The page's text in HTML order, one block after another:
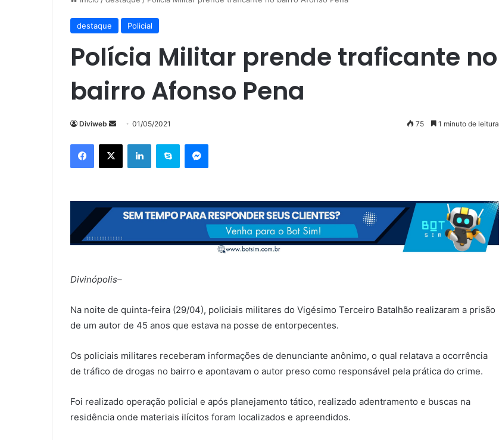
destaque Policial
Polícia Militar prende traficante no
bairro Afonso Pena
Diviweb
Mande
mail
01/05/2021 75 1 minuto de leitura
Facebook
X LinkedinSkype Messenger
Divinópolis–
Na noite de quinta-feira (29/04), policiais militares do Vigésimo Terceiro Batalhão realizaram a prisão
de um autor de 45 anos que estava na posse de entorpecentes.
Os policiais militares receberam informações de denunciante anônimo, o qual relatava a ocorrência
de tráfico de drogas no bairro e apontavam o autor preso como responsável pela prática do crime.
Foi realizado operação policial e após planejamento tático, realizado adentramento e buscas na
residência onde materiais ilícitos foram localizados e apreendidos.